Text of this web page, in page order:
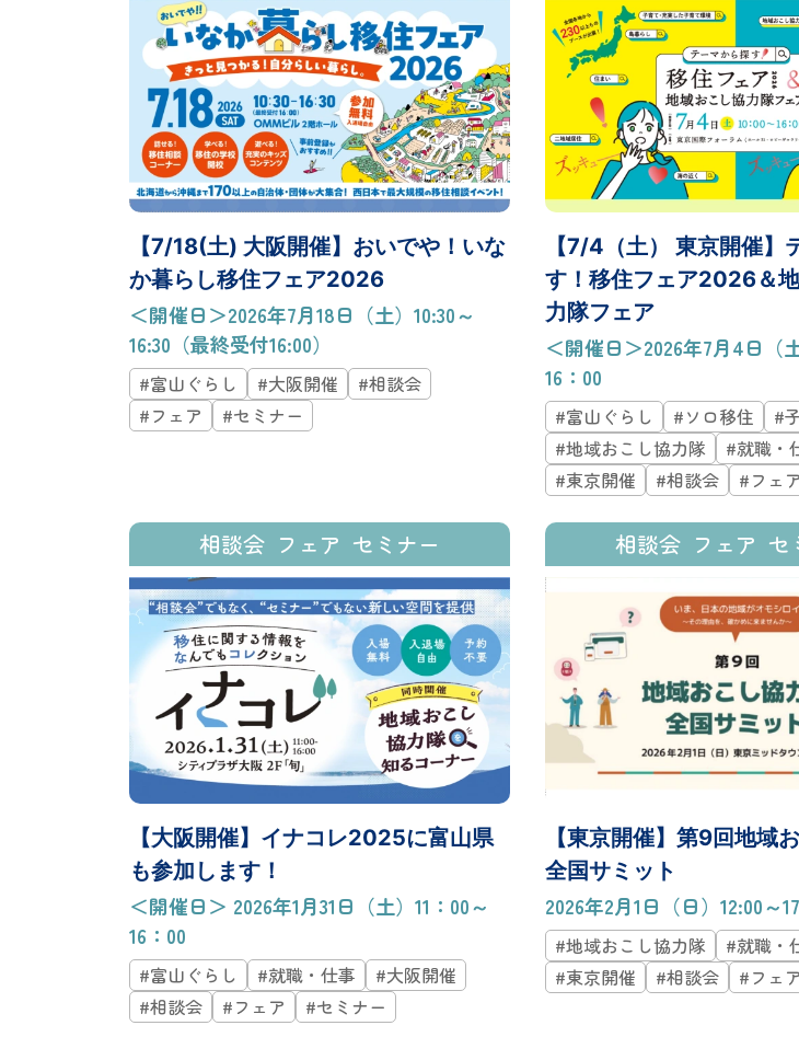
【7/18(土) 大阪開催】おいでや！いな
か暮らし移住フェア2026
＜開催日＞2026年7月18日（土）10:30～
16:30（最終受付16:00）
#富山ぐらし #大阪開催
#相談会
#フェア
#セミナー
【7/4（土） 東京開催】
す！移住フェア2026＆
力隊フェア
＜開催日＞2026年7月4日（
16：00
#富山ぐらし #ソロ移住
#
#地域おこし協力隊
#就職・
#東京開催
#相談会 #フェア
相談会 フェア セミナー
【大阪開催】イナコレ2025に富山県
も参加します！
＜開催日＞ 2026年1月31日（土）11：00～
16：00
#富山ぐらし #就職・仕事
#大阪開催
#相談会
#フェア #セミナー
相談会 フェア セ
【東京開催】第9回地域
全国サミット
2026年2月1日（日）12:00～
#地域おこし協力隊
#就職・
#東京開催
#相談会 #フェア